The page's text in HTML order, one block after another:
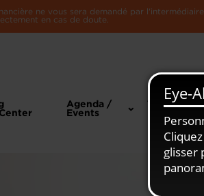
ne vous sera demandé par
en cas de doute.
Agenda /
Events
Toute